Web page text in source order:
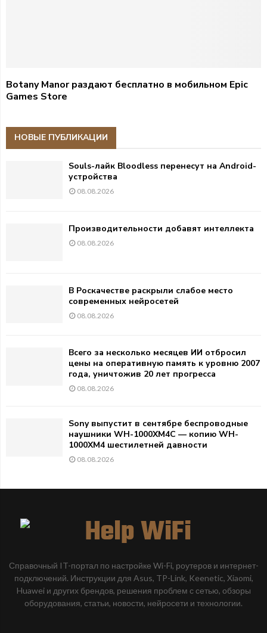
Botany Manor раздают бесплатно в мобильном Epic
Games Store
НОВЫЕ ПУБЛИКАЦИИ
Souls-лайк Bloodless перенесут на Android-
устройства
08.08.2026
Производительности добавят интеллекта
08.08.2026
В Роскачестве раскрыли слабое место
современных нейросетей
08.08.2026
Всего за несколько месяцев ИИ отбросил
цены на оперативную память к уровню 2007
года, уничтожив 20 лет прогресса
08.08.2026
Sony выпустит в сентябре беспроводные
наушники WH-1000XM4C — копию WH-
1000XM4 шестилетней давности
08.08.2026
Справочный IT-портал по настройке Wi-Fi, роутеров и интернет-
подключений. Инструкции для Asus, TP-Link, Keenetic, Xiaomi,
Huawei и других брендов, решения проблем с сетью, обзоры
оборудования, статьи, новости, нейросети и технологии.